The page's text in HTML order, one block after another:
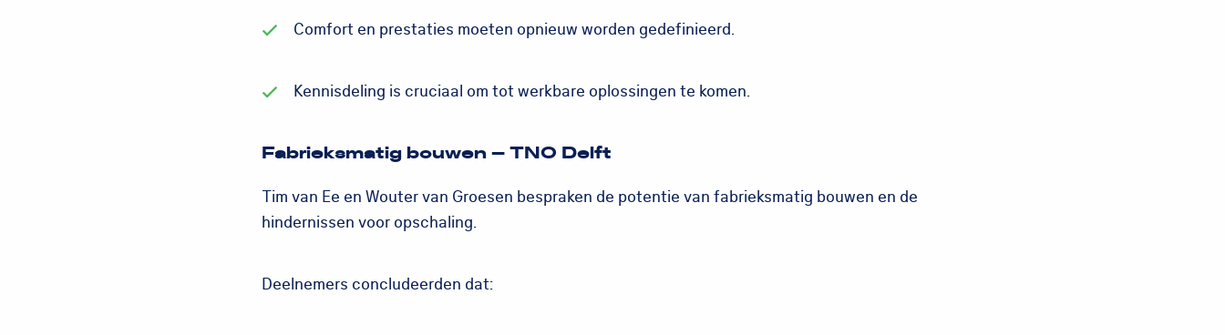
Comfort en prestaties moeten opnieuw worden gedefinieerd.
Kennisdeling is cruciaal om tot werkbare oplossingen te komen.
Fabrieksmatig bouwen – TNO Delft
Tim van Ee en Wouter van Groesen bespraken de potentie van fabrieksmatig bouwen en de
hindernissen voor opschaling.
Deelnemers concludeerden dat: